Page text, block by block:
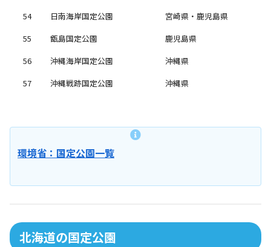
54
日南海岸国定公園
宮崎県・鹿児島県
55
甑島国定公園
鹿児島県
56
沖縄海岸国定公園
沖縄県
57
沖縄戦跡国定公園 沖縄県
環境省：国定公園一覧
北海道の国定公園